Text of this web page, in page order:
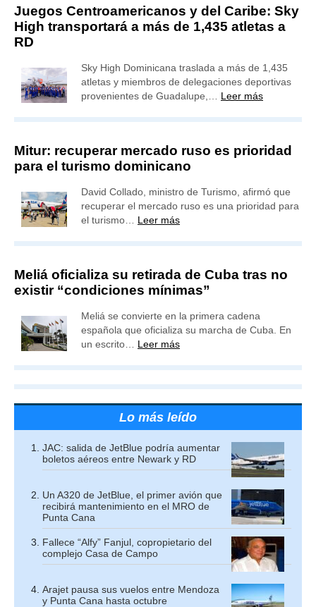
Juegos Centroamericanos y del Caribe: Sky
High transportará a más de 1,435 atletas a
RD
Sky High Dominicana traslada a más de 1,435
atletas y miembros de delegaciones deportivas
provenientes de Guadalupe,… Leer más
Mitur: recuperar mercado ruso es prioridad
para el turismo dominicano
David Collado, ministro de Turismo, afirmó que
recuperar el mercado ruso es una prioridad para
el turismo… Leer más
Meliá oficializa su retirada de Cuba tras no
existir “condiciones mínimas”
Meliá se convierte en la primera cadena
española que oficializa su marcha de Cuba. En
un escrito… Leer más
Lo más leído
JAC: salida de JetBlue podría aumentar
boletos aéreos entre Newark y RD
Un A320 de JetBlue, el primer avión que
recibirá mantenimiento en el MRO de
Punta Cana
Fallece “Alfy” Fanjul, copropietario del
complejo Casa de Campo
Arajet pausa sus vuelos entre Mendoza
y Punta Cana hasta octubre